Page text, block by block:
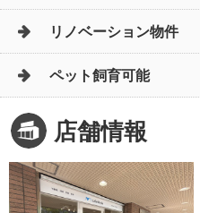
リノベーション物件
ペット飼育可能
店舗情報